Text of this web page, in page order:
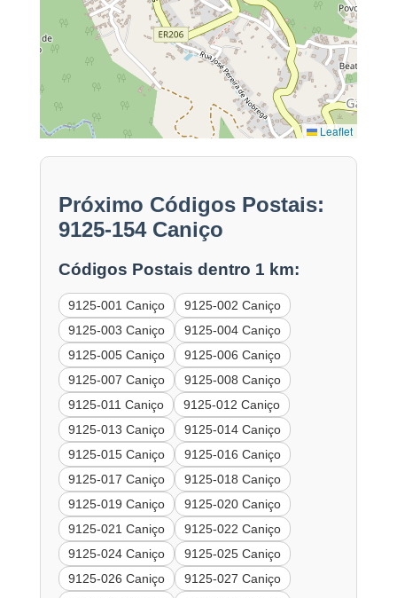
Leaflet
Próximo Códigos Postais:
9125-154 Caniço
Códigos Postais dentro 1 km:
9125-001 Caniço
9125-002 Caniço
9125-003 Caniço
9125-004 Caniço
9125-005 Caniço
9125-006 Caniço
9125-007 Caniço
9125-008 Caniço
9125-011 Caniço
9125-012 Caniço
9125-013 Caniço
9125-014 Caniço
9125-015 Caniço
9125-016 Caniço
9125-017 Caniço
9125-018 Caniço
9125-019 Caniço
9125-020 Caniço
9125-021 Caniço
9125-022 Caniço
9125-024 Caniço
9125-025 Caniço
9125-026 Caniço
9125-027 Caniço